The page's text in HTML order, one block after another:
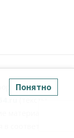
материалы,
соответствии
Понятно